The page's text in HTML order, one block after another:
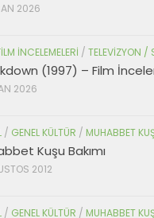
2026
İNCELEMELERI / TELEVIZYON /
(1997) – Film
2026
/ GENEL KÜLTÜR / MUHABBET
Kuşu Bakımı
2012
/ GENEL KÜLTÜR / MUHABBET